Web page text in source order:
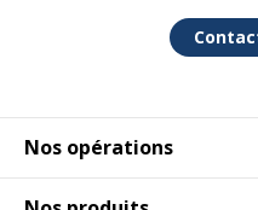
Nos opérations